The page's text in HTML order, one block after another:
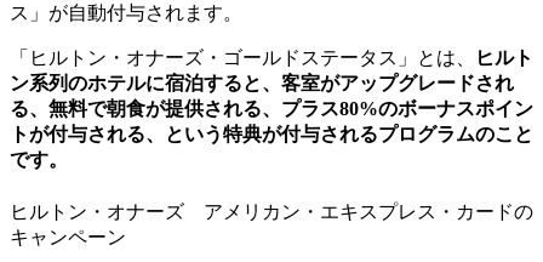
ス」が自動付与されます。
「ヒルトン・オナーズ・ゴールドステータス」 とは、
ヒルト
ン系列のホテルに宿泊すると、客室がアップグレードされ
る、無料で朝食が提供される、プラス80%のボーナスポイン
トが付与される、という特典が付与されるプログラムのこと
です。
ヒルトン・オナーズ アメリカン・エキスプレス・カードの
キャンペーン